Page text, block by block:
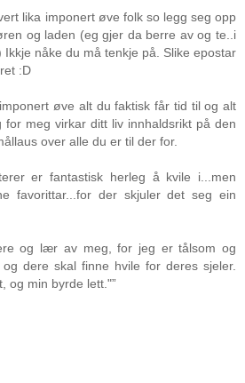
lika imponert øve folk so legg seg opp
og laden (eg gjer da berre av og te..i
Ikkje nåke du må tenkje på. Slike epostar
:D
øve alt du faktisk får tid til og alt
for meg virkar ditt liv innhaldsrikt på den
over alle du er til der for.
er fantastisk herleg å kvile i...men
favorittar...for der skjuler det seg ein
og lær av meg, for jeg er tålsom og
dere skal finne hvile for deres sjeler.
og min byrde lett."”